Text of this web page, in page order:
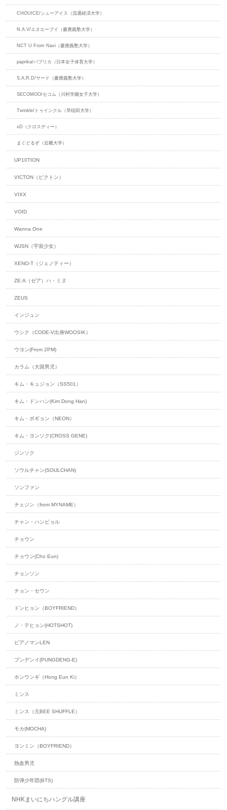
CHOUICE/シューアイス（流通経済大学）
N.A.V/エヌエーブイ（慶應義塾大学）
NCT U From Navi（慶應義塾大学）
paprika/パプリカ（日本女子体育大学）
S.A.R.D/サード（慶應義塾大学）
SECOMOO/セコム（川村学園女子大学）
Twinkle/トゥインクル（早稲田大学）
xD（クロスディー）
まぐどるず（近畿大学）
UP10TION
VICTON（ビクトン）
VIXX
VOID
Wanna One
WJSN（宇宙少女）
XENO-T（ジェノティー）
ZE:A（ゼア）ハ・ミヌ
ZEUS
インジュン
ウシク（CODE-V出身WOOSIK）
ウヨン(From 2PM)
カラム（大国男児）
キム・キュジョン（SS501）
キム・ドンハン(Kim Dong Han)
キム・ボギョン（NEON）
キム・ヨンソク(CROSS GENE)
ジンソク
ソウルチャン(SOULCHAN)
ソンファン
チェジン（from MYNAME）
チャン・ハンビョル
チョウン
チョウン(Cho Eun)
チョンソン
チョン・セウン
ドンヒョン（BOYFRIEND）
ノ・テヒョン(HOTSHOT)
ピアノマンLEN
プンデンイ(PUNGDENG-E)
ホンウンギ（Hong Eun Ki）
ミンス
ミンス（元BEE SHUFFLE）
モカ(MOCHA)
ヨンミン（BOYFRIEND）
熱血男児
防弾少年団(BTS)
NHKまいにちハングル講座